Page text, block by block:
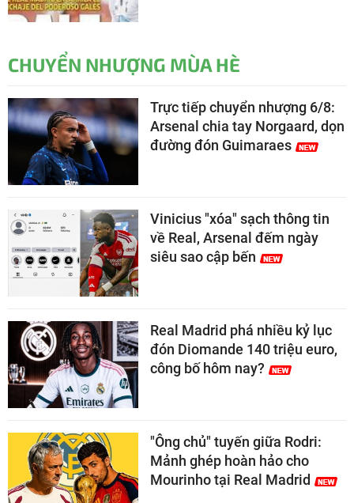
CHUYỂN NHƯỢNG MÙA HÈ
Trực tiếp chuyển nhượng 6/8:
Arsenal chia tay Norgaard, dọn
đường đón Guimaraes
Vinicius "xóa" sạch thông tin
về Real, Arsenal đếm ngày
siêu sao cập bến
Real Madrid phá nhiều kỷ lục
đón Diomande 140 triệu euro,
công bố hôm nay?
"Ông chủ" tuyến giữa Rodri:
Mảnh ghép hoàn hảo cho
Mourinho tại Real Madrid